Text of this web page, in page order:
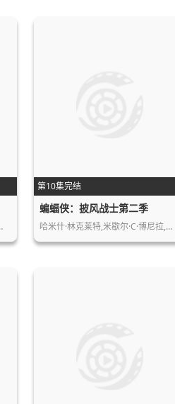
第10集完结
蝙蝠侠：披风战士第二季
哈米什·林克莱特,米歇尔·C·博尼拉,…